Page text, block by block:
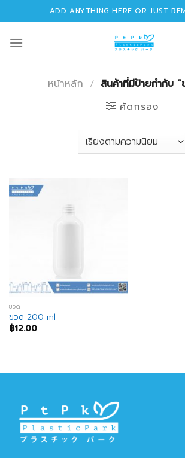
to
content
ADD ANYTHING HERE OR JUST
หน้าหลัก / สินค้าที่มีป้ายกำกับ “
คัดกรอง
ขวด
ขวด 200 ml
฿12.00